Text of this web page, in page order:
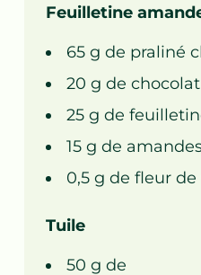
Feuilletine
65 g de praliné
20 g de
25 g de
15 g de
0,5 g defleur de
Tuile
50 g de